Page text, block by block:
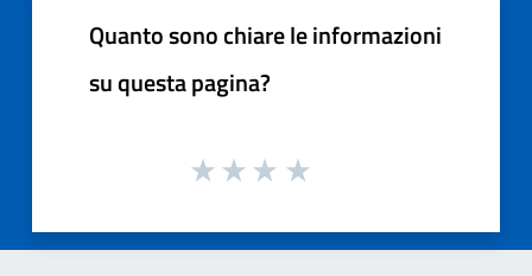
Quanto sono chiare le informazioni
su questa pagina?